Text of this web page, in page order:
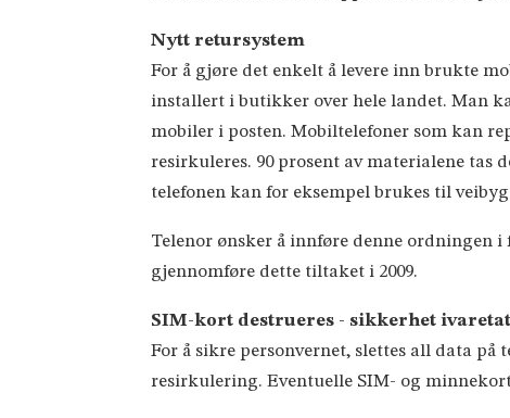
Nytt retursystem
For å gjøre det enkelt å levere inn brukte
installert i butikker over hele landet. Man
mobiler i posten. Mobiltelefoner som kan
resirkuleres. 90 prosent av materialene
telefonen kan for eksempel brukes til
Telenor ønsker å innføre denne ordningen i
gjennomføre dette tiltaket i 2009.
SIM-kort destrueres - sikkerhet
For å sikre personvernet, slettes all data
resirkulering. Eventuelle SIM- og